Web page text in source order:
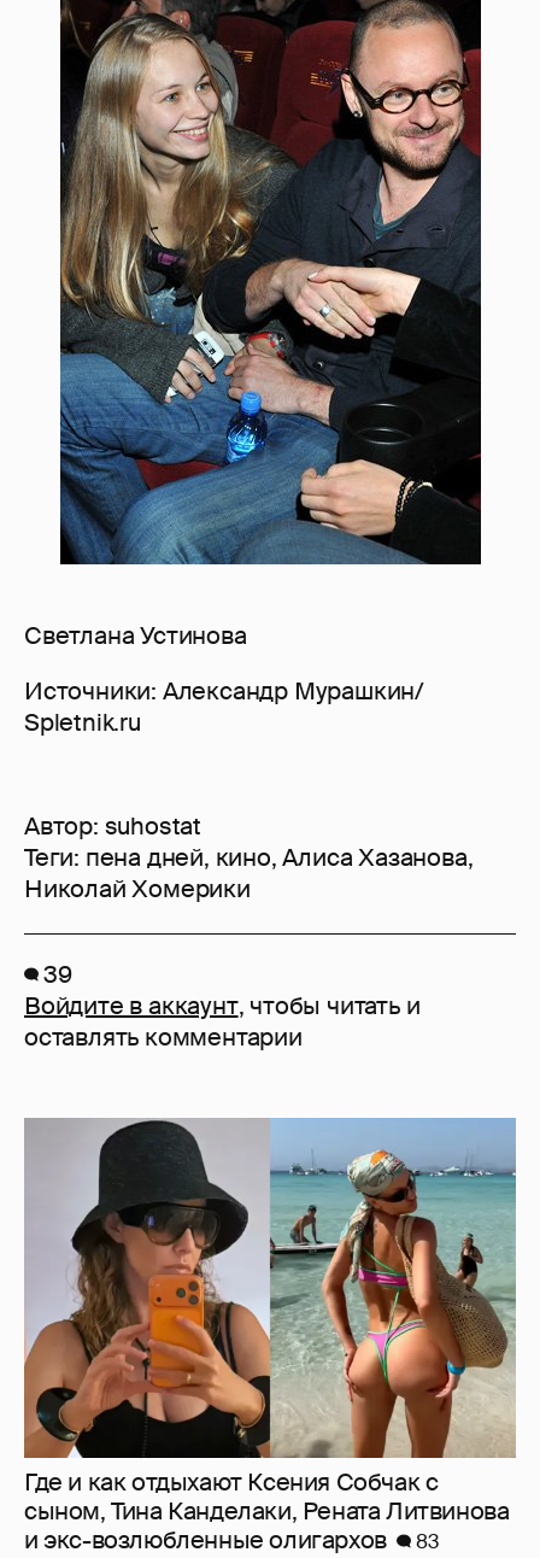
Светлана Устинова
Источники: Александр Мурашкин/
Spletnik.ru
Автор: suhostat
Теги: пена дней, кино,Алиса Хазанова,
Николай Хомерики
39
Войдите в аккаунт, чтобы читать и
оставлять комментарии
Где и как отдыхают Ксения Собчак с
сыном, Тина Канделаки, Рената Литвинова
и экс-возлюбленные олигархов
83